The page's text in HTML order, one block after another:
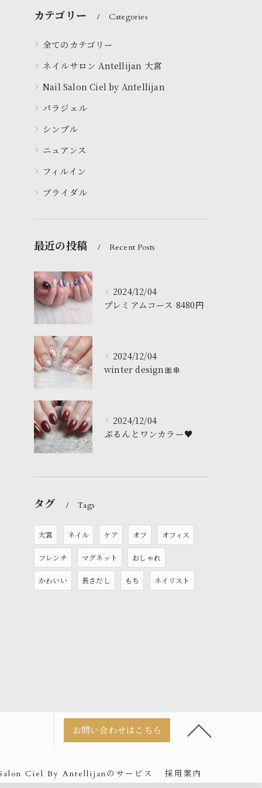
カテゴリー Categories
全てのカテゴリー
ネイルサロン Antellijan 大宮
Nail Salon Ciel by Antellijan
パラジェル
シンプル
ニュアンス
フィルイン
ブライダル
最近の投稿 Recent Posts
2024/12/04
プレミアムコース 8480円
2024/12/04
winter design🎀❄️
2024/12/04
ぷるんとワンカラー♥️
タグ Tags
大宮 ネイル ケア オフ オフィス
フレンチ マグネット おしゃれ
かわいい 長さだし もち ネイリスト
お問い合わせはこちら
Ciel By Antellijanのサービス
採用案内